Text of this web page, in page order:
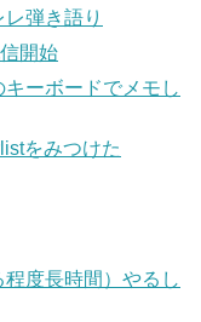
弾き語り
開始
ーボードでメモし
をみつけた
度長時間）やるし